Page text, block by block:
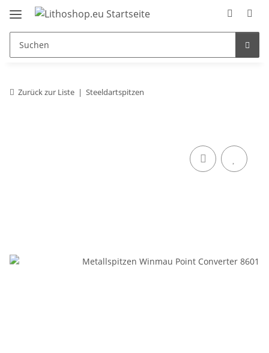
Zurück zur Liste Steeldartspitzen